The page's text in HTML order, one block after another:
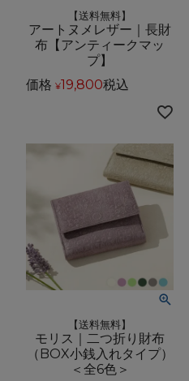
【送料無料】
アートヌメレザー｜長財
布【アンティークマッ
プ】
価格 ¥19,800税込
【送料無料】
モリス｜二つ折り財布
（BOX小銭入れタイプ）
＜全6色＞